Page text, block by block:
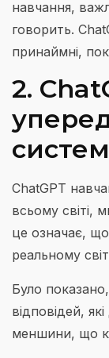
навчання,
говорить.
принаймні,
2.
ChatGPT
всьому світі,
це означає, що
реальному
Було
відповідей,
меншини, що